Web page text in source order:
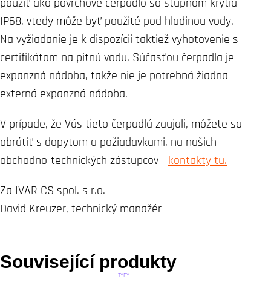
IP68, vtedy môže byť použité pod hladinou vody.
Na vyžiadanie je k dispozícii taktiež vyhotovenie s
certifikátom na pitnú vodu. Súčasťou čerpadla je
expanzná nádoba, takže nie je potrebná žiadna
externá expanzná nádoba.
V prípade, že Vás tieto čerpadlá zaujali, môžete sa
obrátiť s dopytom a požiadavkami, na našich
obchodno-technických zástupcov - kontakty tu.
Za IVAR CS spol. s r.o.
David Kreuzer, technický manažér
Související produkty
TYPY